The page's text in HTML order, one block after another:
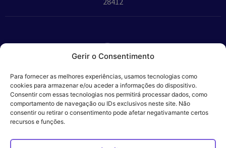
Gerir o Consentimento
Para fornecer as melhores experiências, usamos tecnologias como
cookies para armazenar e/ou aceder a informações do dispositivo.
Consentir com essas tecnologias nos permitirá processar dados, como
comportamento de navegação ou IDs exclusivos neste site. Não
consentir ou retirar o consentimento pode afetar negativamante certos
recursos e funções.
Parceiros:
Veros – Hospital
Ética